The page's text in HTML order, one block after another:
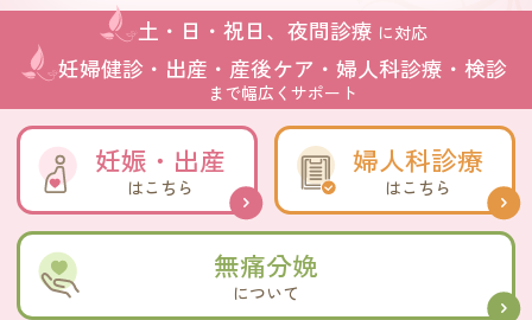
土・日・祝日、夜間診療 に対応
妊婦健診・出産・産後ケア・婦人科診療・検診
まで幅広くサポート
妊娠・出産
はこちら
婦人科診療
はこちら
無痛分娩
について